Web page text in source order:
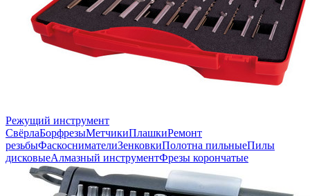
Режущий инструмент
СвёрлаБорфрезыМетчикиПлашкиРемонт
резьбыФаскоснимателиЗенковкиПолотна пильныеПилы
дисковыеАлмазный инструментФрезы корончатые